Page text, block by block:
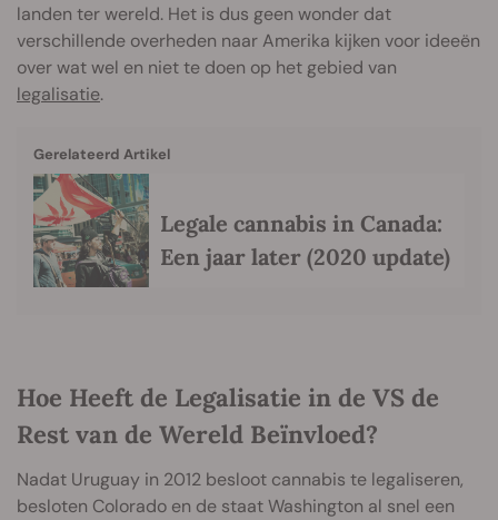
landen ter wereld. Het is dus geen wonder dat
verschillende overheden naar Amerika kijken voor ideeën
over wat wel en niet te doen op het gebied van
legalisatie.
Gerelateerd Artikel
Legale cannabis in Canada:
Een jaar later (2020 update)
Hoe Heeft de Legalisatie in de VS de
Rest van de Wereld Beïnvloed?
Nadat Uruguay in 2012 besloot cannabis te legaliseren,
besloten Colorado en de staat Washington al snel een